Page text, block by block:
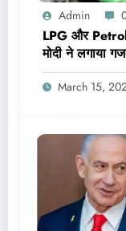
Admin
LPG और
मोदी ने लगाया
March 15,